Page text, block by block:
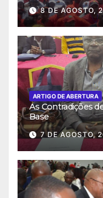
8 DE AGOSTO,
ARTIGO DE ABERTURA
As Contradições
Base
7 DE AGOSTO,